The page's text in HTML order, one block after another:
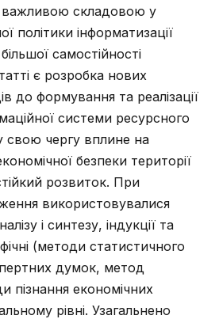
важливою складовою у
політики інформатизації
самостійності
є розробка нових
до формування та реалізації
системи ресурсного
свою чергу вплине на
безпеки території
розвиток. При
використовувалися
і синтезу, індукції та
(методи статистичного
думок, метод
пізнання економічних
рівні. Узагальнено